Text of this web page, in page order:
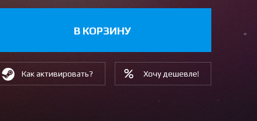
В КОРЗИНУ
Как активировать? Хочу дешевле!